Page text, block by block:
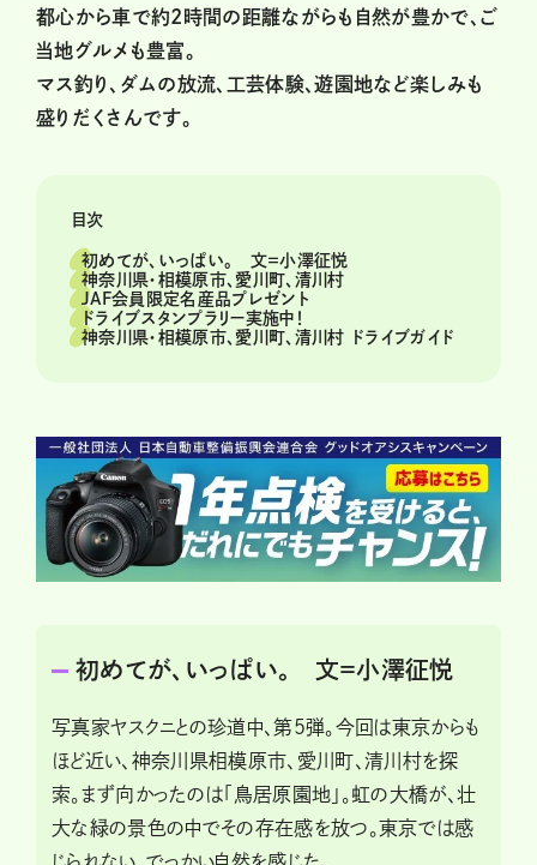
都心から車で約2時間の距離ながらも自然が豊かで、ご
当地グルメも豊富。
マス釣り、ダムの放流、工芸体験、遊園地など楽しみも
盛りだくさんです。
目次
初めてが、いっぱい。 文＝小澤征悦
神奈川県・相模原市、愛川町、清川村
JAF会員限定名産品プレゼント
ドライブスタンプラリー実施中！
神奈川県・相模原市、愛川町、清川村 ドライブガイド
初めてが、いっぱい。 文＝小澤征悦
写真家ヤスクニとの珍道中、第5弾。今回は東京からも
ほど近い、神奈川県相模原市、愛川町、清川村を探
索。まず向かったのは「鳥居原園地」。虹の大橋が、壮
大な緑の景色の中でその存在感を放つ。東京では感